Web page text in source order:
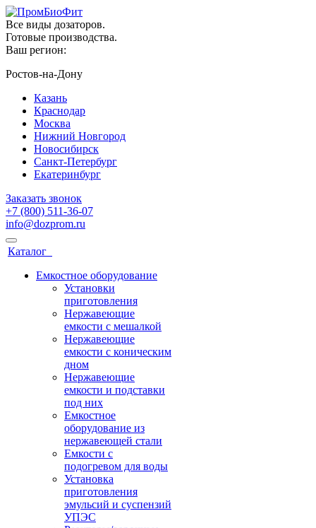
Все виды дозаторов.
Готовые производства.
Ваш регион:
Ростов-на-Дону
Казань
Краснодар
Москва
Нижний Новгород
Новосибирск
Санкт-Петербург
Екатеринбург
Заказать звонок
+7 (800) 511-36-07
info@dozprom.ru
Каталог
Емкостное оборудование
Установки
приготовления
Нержавеющие
емкости с мешалкой
Нержавеющие
емкости с коническим
дном
Нержавеющие
емкости и подставки
под них
Емкостное
оборудование из
нержавеющей стали
Емкости с
подогревом для воды
Установка
приготовления
эмульсий и суспензий
УПЭС